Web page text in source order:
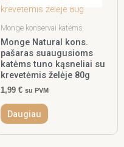
Monge konservai katėms
Monge Natural kons.
pašaras suaugusioms
katėms tuno kąsneliai su
krevetėmis želėje 80g
1,99 € su PVM
Daugiau